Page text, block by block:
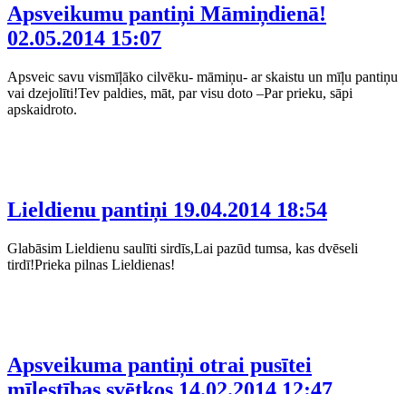
Apsveikumu pantiņi Māmiņdienā!
02.05.2014 15:07
Apsveic savu vismīļāko cilvēku- māmiņu- ar skaistu un mīļu pantiņu
vai dzejolīti!Tev paldies, māt, par visu doto –Par prieku, sāpi
apskaidroto.
Lieldienu pantiņi 19.04.2014 18:54
Glabāsim Lieldienu saulīti sirdīs,Lai pazūd tumsa, kas dvēseli
tirdī!Prieka pilnas Lieldienas!
Apsveikuma pantiņi otrai pusītei
mīlestības svētkos 14.02.2014 12:47